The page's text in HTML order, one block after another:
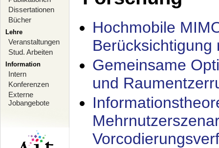
Dissertationen
Bücher
Lehre
Veranstaltungen
Stud. Arbeiten
Information
Intern
Konferenzen
Externe
Jobangebote
Hochmobile
Berücksichtigung
Gemeinsame
und